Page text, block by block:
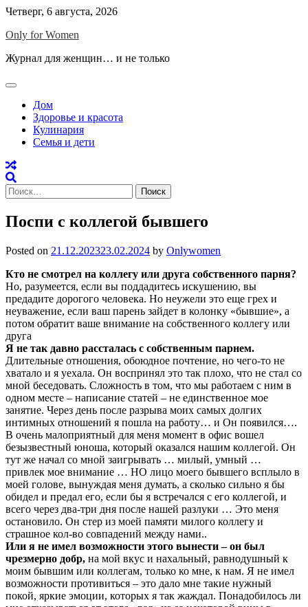
Skip
content
Четверг, 6 августа, 2026
Only for Women
Журнал для женщин… и не только
Дом
Здоровье и красота
Кулинария
Семья и дети
Найти:
Поспи с коллегой бывшего
Posted on 21.12.202323.02.2024 by Onlywomen
Кто не смотрел на коллегу или друга собственного парня?
Но, разумеется, если вы поддадитесь искушению, вы
предадите дорогого человека. Но неужели это еще грех и
неуважение, если ваш парень зайдет в колонку «бывшие», а
потом обратит ваше внимание на собственного коллегу или
друга
Я не так давно рассталась с собственным парнем.
Длительные отношения, обоюдное почтение, но чего-то не
хватало и я уехала. Он воспринял это так плохо, что не стал со
мной беседовать. Сложность в том, что мы работаем с ним в
одном месте – написание статей – не единственное мое
занятие. Через день после разрыва моих самых долгих
интимных отношений я пошла на работу… и Он появился….
В очень малоприятный для меня момент в офис вошел
безызвестный юноша, который оказался нашим коллегой. Он
тут же начал со мной заигрывать … милый, умный …
привлек мое внимание … НО лицо моего бывшего всплыло в
моей голове, вынуждая меня думать, а сколько сильно я бы
обидел и предал его, если бы я встречался с его коллегой, и
всего через два-три дня после нашей разлуки … Это меня
остановило. Он стер из моей памяти милого коллегу и
страшное кол-во совпадений между нами..
Или я не имел возможности этого вынести – он был
чрезмерно добр, на мой вкус и нахальный, равнодушный к
моим бывшим или коллегам, только ко мне, к нам. Я не имел
возможности противиться – это дало мне такие нужный
покой, яркие эмоции, которых я так жаждал. Понадобилось ли